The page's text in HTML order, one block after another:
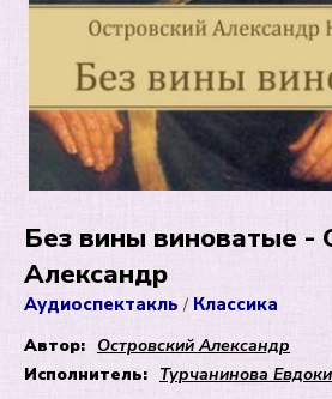
Без вины виноватые -
Александр
Аудиоспектакль / Классика
Автор: Островский Александр
Исполнитель: Турчанинова